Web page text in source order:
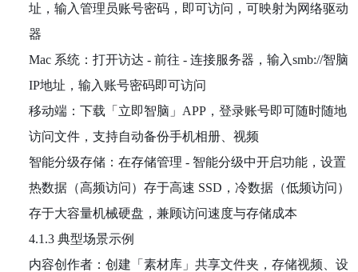
址，输入管理员账号密码，即可访问，可映射为网络驱动
器
Mac 系统：打开访达 - 前往 - 连接服务器，输入smb://智脑
IP地址，输入账号密码即可访问
移动端：下载「立即智脑」APP，登录账号即可随时随地
访问文件，支持自动备份手机相册、视频
智能分级存储：在存储管理 - 智能分级中开启功能，设置
热数据（高频访问）存于高速 SSD，冷数据（低频访问）
存于大容量机械硬盘，兼顾访问速度与存储成本
4.1.3 典型场景示例
内容创作者：创建「素材库」共享文件夹，存储视频、设